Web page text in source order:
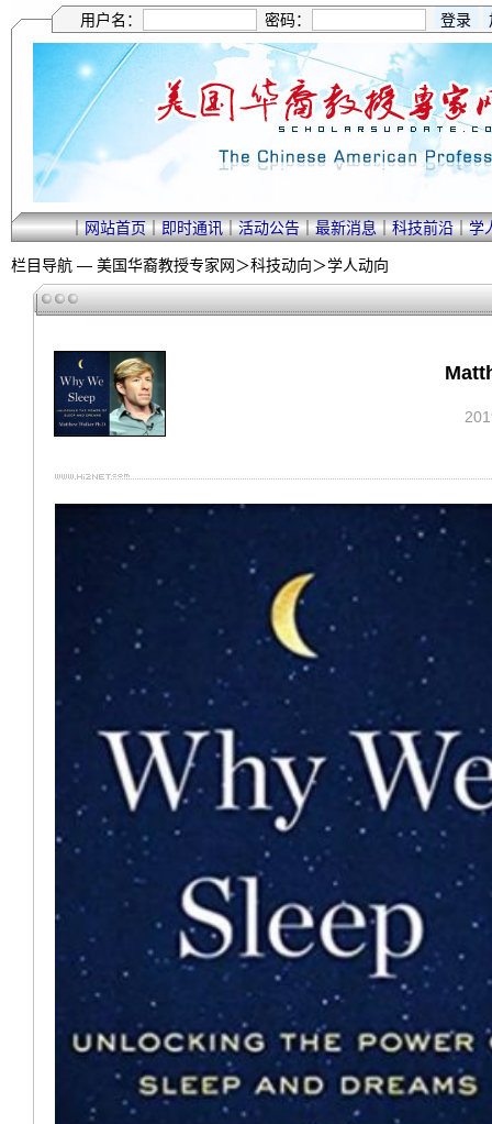
用户名： 密码：
｜网站首页｜即时通讯｜活动公告｜最新消息｜科技前沿｜学
栏目导航 — 美国华裔教授专家网＞科技动向＞学人动向